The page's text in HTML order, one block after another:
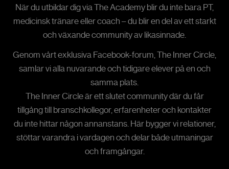
När du utbildar dig via The Academy blir du inte bara PT,
medicinsk tränare eller coach – du blir en del av ett starkt
och växande community av likasinnade.
Genom vårt exklusiva Facebook-forum, The Inner Circle,
samlar vi alla nuvarande och tidigare elever på en och
samma plats.
The Inner Circle är ett slutet community där du får
tillgång till branschkollegor, erfarenheter och kontakter
du inte hittar någon annanstans. Här bygger vi relationer,
stöttar varandra i vardagen och delar både utmaningar
och framgångar.